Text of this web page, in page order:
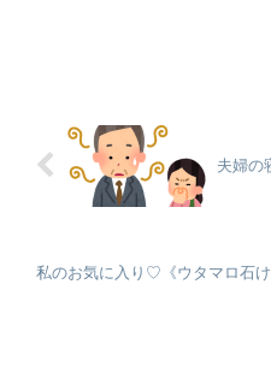
夫婦の
私のお気に入り♡《ウタマロ石